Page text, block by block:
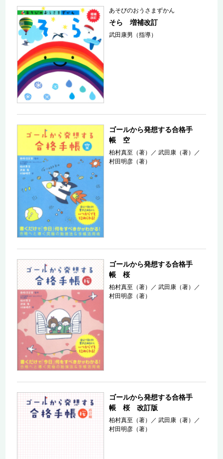
あそびのおうさまずかん
そら 増補改訂
武田康男（指導）
ゴールから発想する合格手
帳 空
柏村真至（著） ／武田康（著）
／
村田明彦（著）
ゴールから発想する合格手
帳 桜
柏村真至（著） ／武田康（著）
／
村田明彦（著）
ゴールから発想する合格手
帳 桜 改訂版
柏村真至（著） ／武田康（著）
／
村田明彦（著）